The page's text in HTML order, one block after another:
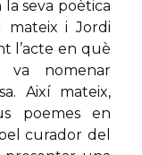
seva poètica
mateix i Jordi
l’acte en què
va nomenar
Així mateix,
poemes en
curador del